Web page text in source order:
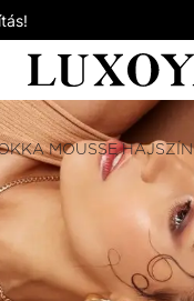
MOUSSE HAJSZÍN